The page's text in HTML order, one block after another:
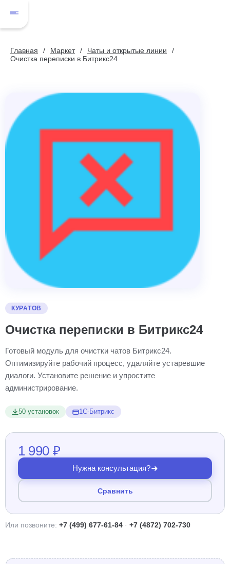
Главная Маркет
Чаты и открытые линии
Очистка переписки в Битрикс24
КУРАТОВ
Очистка переписки в Битрикс24
Готовый модуль для очистки чатов Битрикс24.
Оптимизируйте рабочий процесс, удаляйте устаревшие
диалоги. Установите решение и упростите
администрирование.
50 установок 1С-Битрикс
1 990 ₽
Нужна консультация?
Сравнить
Или позвоните: +7 (499) 677-61-84 · +7 (4872) 702-730